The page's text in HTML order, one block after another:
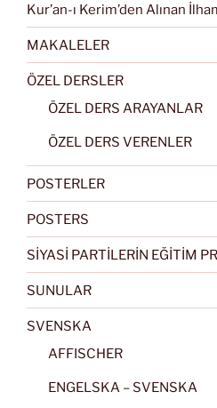
Kur’an-ı Kerim’den Alınan
MAKALELER
ÖZEL DERSLER
ÖZEL DERS ARAYANLAR
ÖZEL DERS VERENLER
POSTERLER
POSTERS
SİYASİ PARTİLERİN EĞİTİM
SUNULAR
SVENSKA
AFFISCHER
ENGELSKA – SVENSKA